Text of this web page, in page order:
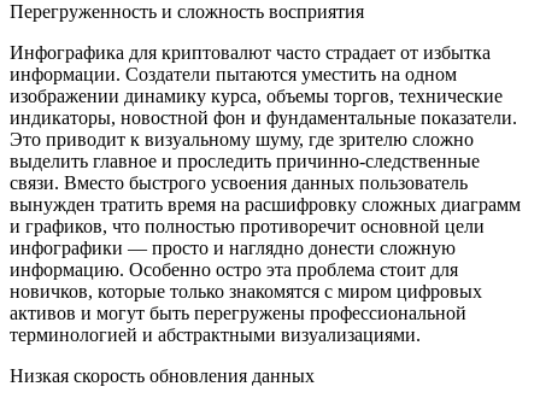
Перегруженность и сложность восприятия
Инфографика для криптовалют часто страдает от избытка
информации. Создатели пытаются уместить на одном
изображении динамику курса, объемы торгов, технические
индикаторы, новостной фон и фундаментальные показатели.
Это приводит к визуальному шуму, где зрителю сложно
выделить главное и проследить причинно-следственные
связи. Вместо быстрого усвоения данных пользователь
вынужден тратить время на расшифровку сложных диаграмм
и графиков, что полностью противоречит основной цели
инфографики — просто и наглядно донести сложную
информацию. Особенно остро эта проблема стоит для
новичков, которые только знакомятся с миром цифровых
активов и могут быть перегружены профессиональной
терминологией и абстрактными визуализациями.
Низкая скорость обновления данных